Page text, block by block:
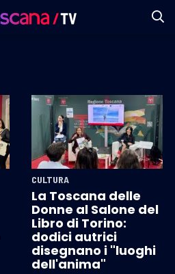
CULTURA
La Toscana delle
Donne al Salone del
Libro di Torino:
dodici autrici
disegnano i "luoghi
dell'anima"